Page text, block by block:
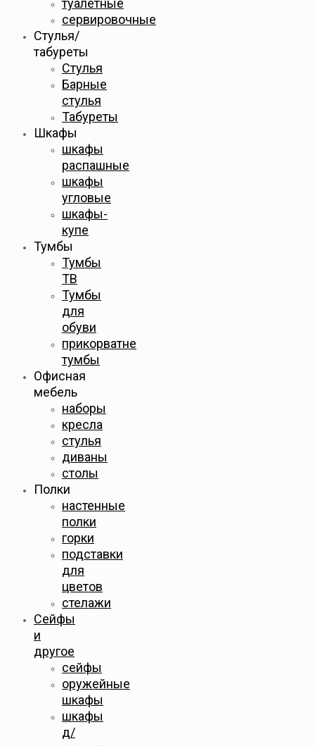
сервировочные
Стулья/
табуреты
Стулья
Барные
стулья
Табуреты
Шкафы
шкафы
распашные
шкафы
угловые
шкафы-
купе
Тумбы
Тумбы
ТВ
Тумбы
для
обуви
прикорватне
тумбы
Офисная
мебель
наборы
кресла
стулья
диваны
столы
Полки
настенные
полки
горки
подставки
для
цветов
стелажи
Сейфы
и
другое
сейфы
оружейные
шкафы
шкафы
д/